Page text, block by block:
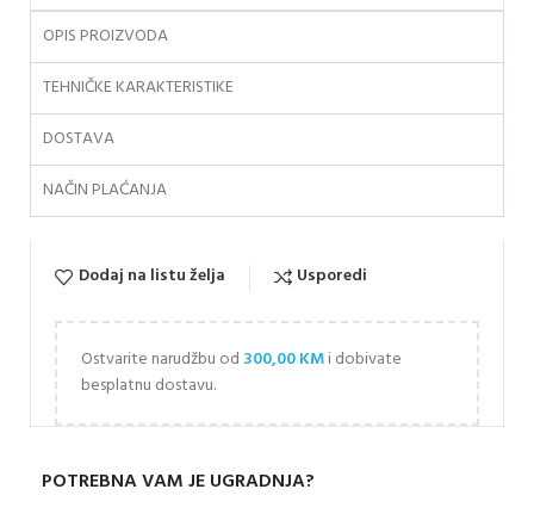
OPIS PROIZVODA
TEHNIČKE KARAKTERISTIKE
DOSTAVA
NAČIN PLAĆANJA
Dodaj na listu želja Usporedi
Ostvarite narudžbu od 300,00KMi dobivate
besplatnu dostavu.
POTREBNA VAM JE UGRADNJA?